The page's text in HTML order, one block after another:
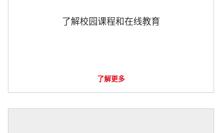
了解校园课程和在线教育
了解更多